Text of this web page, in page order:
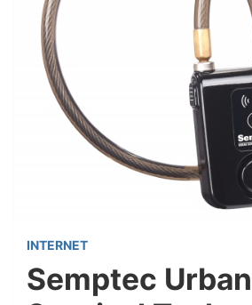
INTERNET
Semptec Urban